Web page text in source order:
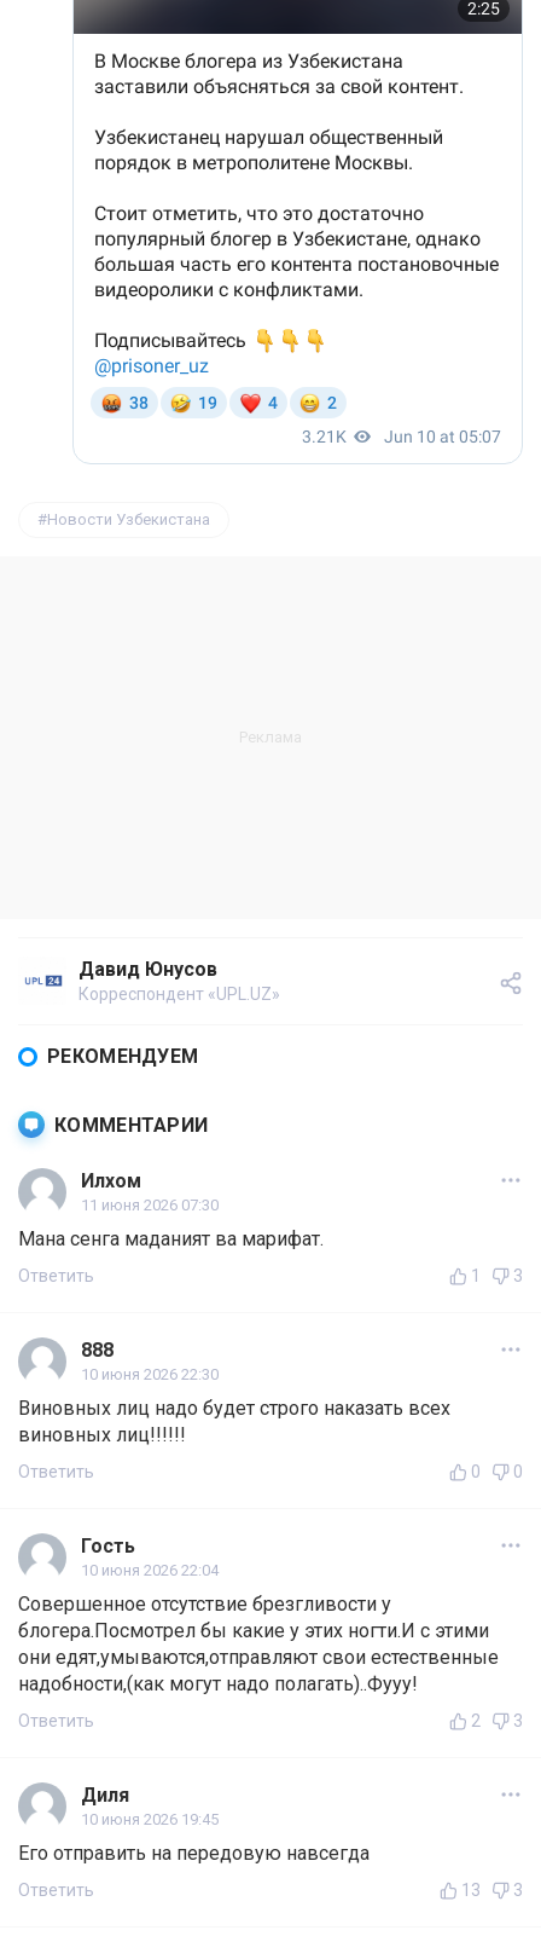
Новости Узбекистана
Давид Юнусов
Корреспондент «UPL.UZ»
РЕКОМЕНДУЕМ
КОММЕНТАРИИ
Илхом
11 июня 2026 07:30
Мана сенга маданият ва марифат.
Ответить 1 3
888
10 июня 2026 22:30
Виновных лиц надо будет строго наказать всех
виновных лиц!!!!!!
Ответить 0 0
Гость
10 июня 2026 22:04
Совершенное отсутствие брезгливости у
блогера.Посмотрел бы какие у этих ногти.И с этими
они едят,умываются,отправляют свои естественные
надобности,(как могут надо полагать)..Фууу!
Ответить 2 3
Диля
10 июня 2026 19:45
Его отправить на передовую навсегда
Ответить 13 3